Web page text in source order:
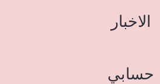
الاخبار
حسابي